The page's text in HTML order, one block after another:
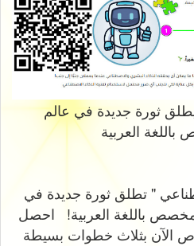
ثورة جديدة في عالم
العربية
" تطلق ثورة جديدة في
باللغة العربية! احصل
اﻵن بثلاث خطوات بسيطة